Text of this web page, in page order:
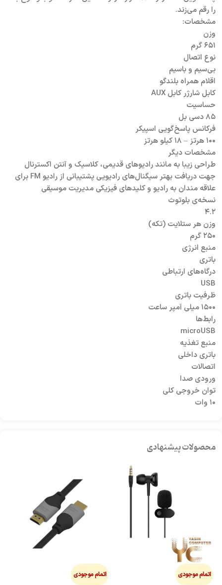
را رقم می‌زند.
مشخصات:
وزن
۶۵۱ گرم
نوع اتصال
بی‌سیم و باسیم
اقلام همراه بلندگو
کابل شارژر کابل AUX
حساسیت
۸۵ دسی بل
فرکانس پاسخ‌گویی اسپیکر
۱۰۰ هرتز – ۱۸ کیلو هرتز
مشخصات دیگر
طراحی زیبا به مانند رادیو‌های قدیمی، کلاسیک و آنتن اکسترنال
جهت دریافت بهتر سیگنال‌های رادیویی پشتیبانی از رادیو FM برای
علاقه مندان به رادیو و کلید‌های فیزیکی مدیریت موسیقی
نسخه‌ی بلوتوث
۴.۲
وزن هر ستلایت (تکه)
۲۵۰ گرم
منبع انرژی
باتری
درگاه‌های ارتباطی
USB
ظرفیت باتری
۱۵۰۰ میلی آمپر ساعت
رابط‌ها
microUSB
منبع تغذیه
باتری داخلی
اتصالات
ورودی صدا
توان خروجی کلی
۱۰ وات
محصولات پیشنهادی
اتمام موجودی اتمام موجودی